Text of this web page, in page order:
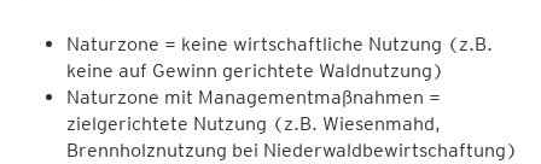
Naturzone = keine wirtschaftliche Nutzung (z.B.
keine auf Gewinn gerichtete Waldnutzung)
Naturzone mit Managementmaßnahmen =
zielgerichtete Nutzung (z.B. Wiesenmahd,
Brennholznutzung bei Niederwaldbewirtschaftung)